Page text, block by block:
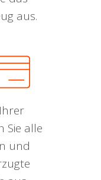
aus.
Sie alle
und